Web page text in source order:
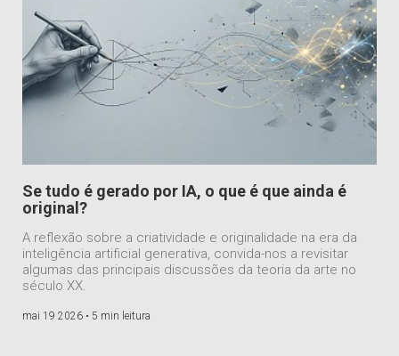
Se tudo é gerado por IA, o que é que ainda é
original?
A reflexão sobre a criatividade e originalidade na era da
inteligência artificial generativa, convida-nos a revisitar
algumas das principais discussões da teoria da arte no
século XX.
mai 19 2026 • 5 min leitura